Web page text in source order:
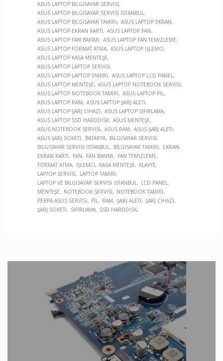
ASUS LAPTOP BILGISAYAR SERVISI
ASUS LAPTOP BILGISAYAR SERVISI İSTANBUL
ASUS LAPTOP BILGISAYAR TAMIRI
ASUS LAPTOP EKRAN
ASUS LAPTOP EKRAN KARTI
ASUS LAPTOP FAN
ASUS LAPTOP FAN BAKIMI
ASUS LAPTOP FAN TEMIZLEME
ASUS LAPTOP FORMAT ATMA ASUS LAPTOP İŞLEMCI
ASUS LAPTOP KASA MENTEŞE
ASUS LAPTOP LAPTOP SERVISI
ASUS LAPTOP LAPTOP TAMIRI
ASUS LAPTOP LCD PANEL
ASUS LAPTOP MENTEŞE
ASUS LAPTOP NOTEBOOK SERVISI
ASUS LAPTOP NOTEBOOK TAMIRI
ASUS LAPTOP PIL
ASUS LAPTOP RAM
ASUS LAPTOP ŞARJ ALETI
ASUS LAPTOP ŞARJ CIHAZI
ASUS LAPTOP SIFIRLAMA
ASUS LAPTOP SSD HARDDISK ASUS MENTEŞE
ASUS NOTEBOOK SERVISI
ASUS RAM
ASUS ŞARJ ALETI
ASUS ŞARJ SOKETI
BATARYA
BILGISAYAR SERVISI
BILGISAYAR SERVISI İSTANBUL
BILGISAYAR TAMIRI
EKRAN
EKRAN KARTI
FAN FAN BAKIMI
FAN TEMIZLEME
FORMAT ATMA
İŞLEMCI KASA MENTEŞE
KLAVYE
LAPTOP SERVISI
LAPTOP TAMIRI
LAPTOP VE BILGISAYAR SERVISI İSTANBUL
LCD PANEL
MENTEŞE
NOTEBOOK SERVISI
NOTEBOOK TAMIRI
PERPA ASUS SERVISI
PIL RAM ŞARJ ALETI
ŞARJ CIHAZI
ŞARJ SOKETI
SIFIRLAMA SSD HARDDISK